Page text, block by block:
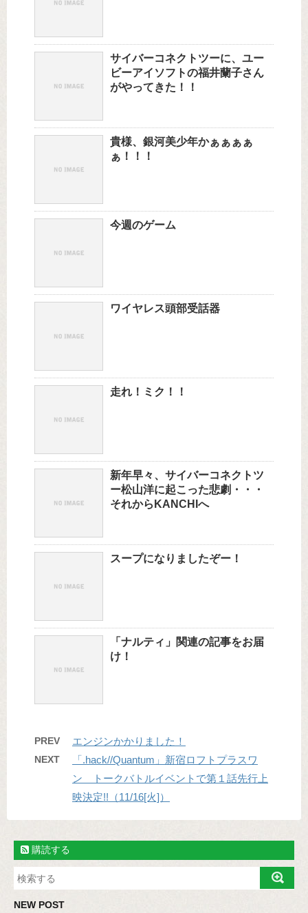
サイバーコネクトツーに、ユー
ビーアイソフトの福井蘭子さん
がやってきた！！
貴様、銀河美少年かぁぁぁぁ
ぁ！！！
今週のゲーム
ワイヤレス頭部受話器
走れ！ミク！！
新年早々、サイバーコネクトツ
ー松山洋に起こった悲劇・・・
それからKANCHIへ
スープになりましたぞー！
「ナルティ」関連の記事をお届
け！
PREV エンジンかかりました！
NEXT
「.hack//Quantum」新宿ロフトプラスワ
ン トークバトルイベントで第１話先行上
映決定!!（11/16[火]）
購読する
NEW POST